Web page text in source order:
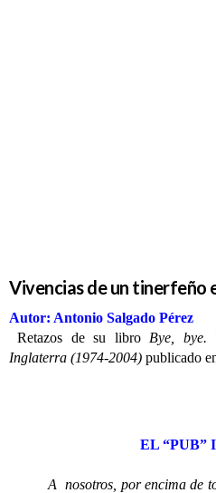
Vivencias de un tinerfeño
Autor: Antonio Salgado Pérez
Retazos de su libro Bye, bye.
Inglaterra (1974-2004) publicado
EL “PUB”
A nosotros, por encima de